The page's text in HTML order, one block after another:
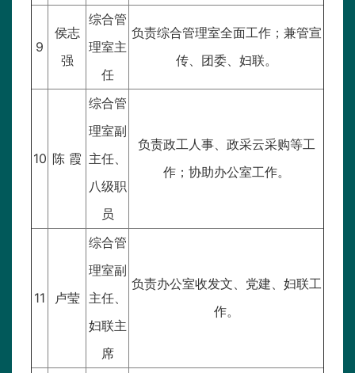
9
侯志
强
综合管
理室主
任
负责综合管理室全面工作；兼管宣
传、团委、妇联。
10 陈 霞
综合管
理室副
主任、
八级职
员
负责政工人事、政采云采购等工
作；协助办公室工作。
11 卢莹
综合管
理室副
主任、
妇联主
席
负责办公室收发文、党建、妇联工
作。